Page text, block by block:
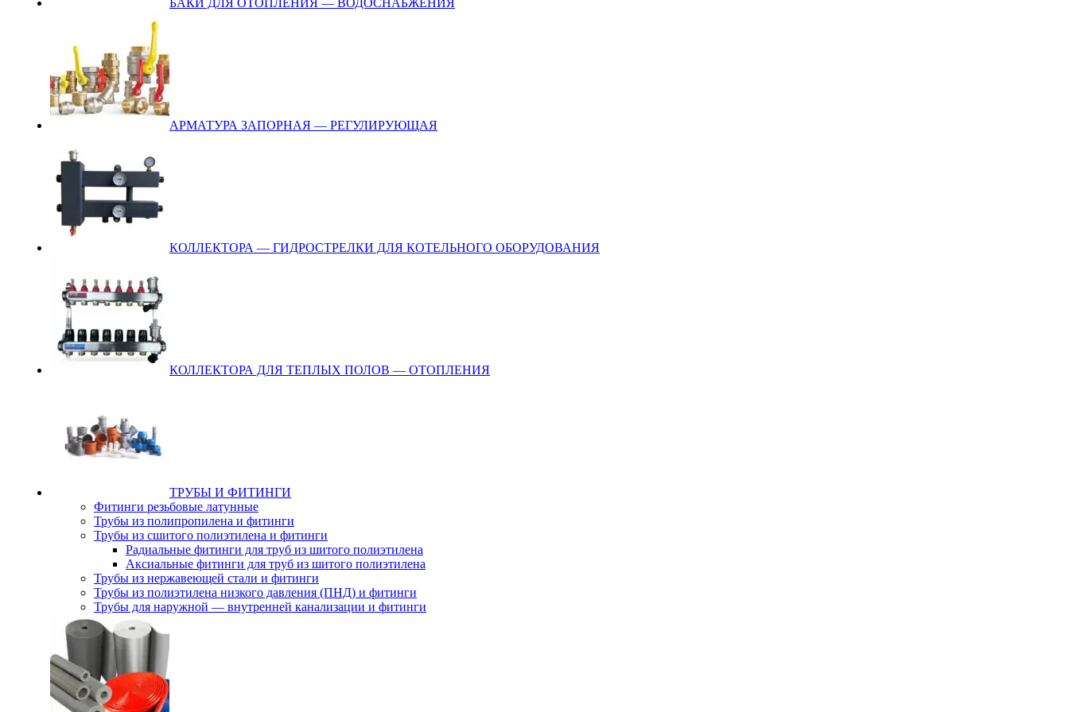
БАКИ ДЛЯ ОТОПЛЕНИЯ — ВОДОСНАБЖЕНИЯ
АРМАТУРА ЗАПОРНАЯ — РЕГУЛИРУЮЩАЯ
КОЛЛЕКТОРА — ГИДРОСТРЕЛКИ ДЛЯ КОТЕЛЬНОГО ОБОРУДОВАНИЯ
КОЛЛЕКТОРА ДЛЯ ТЕПЛЫХ ПОЛОВ — ОТОПЛЕНИЯ
ТРУБЫ И ФИТИНГИ
Фитинги резьбовые латунные
Трубы из полипропилена и фитинги
Трубы из сшитого полиэтилена и фитинги
Радиальные фитинги для труб из шитого полиэтилена
Аксиальные фитинги для труб из шитого полиэтилена
Трубы из нержавеющей стали и фитинги
Трубы из полиэтилена низкого давления (ПНД) и фитинги
Трубы для наружной — внутренней канализации и фитинги